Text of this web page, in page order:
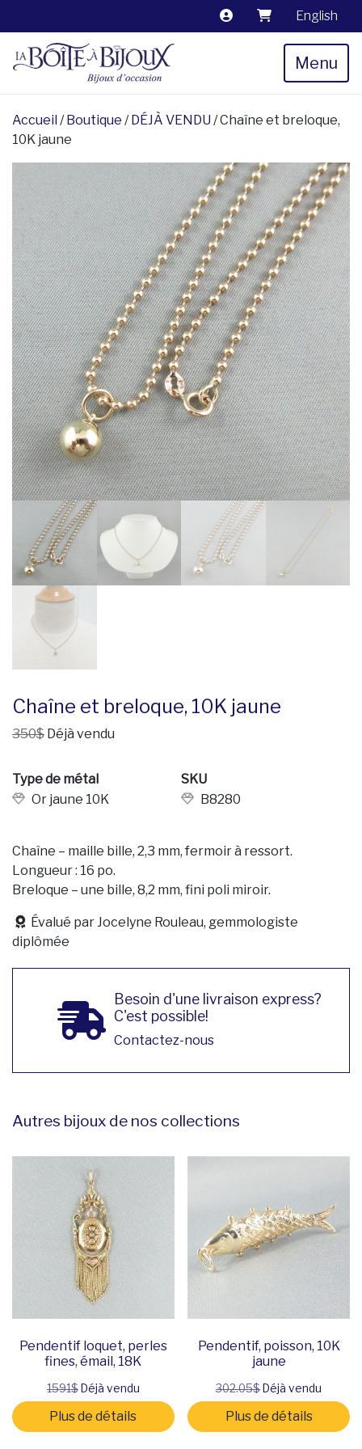
English
Menu
Accueil /Boutique /DÉJÀ VENDU / Chaîne et breloque,
10K jaune
Chaîne et breloque, 10K jaune
350$ Déjà vendu
Type de métal
Or jaune 10K
SKU
B8280
Chaîne – maille bille, 2,3 mm, fermoir à ressort.
Longueur : 16 po.
Breloque – une bille, 8,2 mm, fini poli miroir.
Évalué par Jocelyne Rouleau, gemmologiste
diplômée
Besoin d'une livraison express?
C'est possible!
Contactez-nous
Autres bijoux de nos collections
Pendentif loquet, perles
fines, émail, 18K
1591$Déjà vendu
Plus de détails
Pendentif, poisson, 10K
jaune
302.05$Déjà vendu
Plus de détails